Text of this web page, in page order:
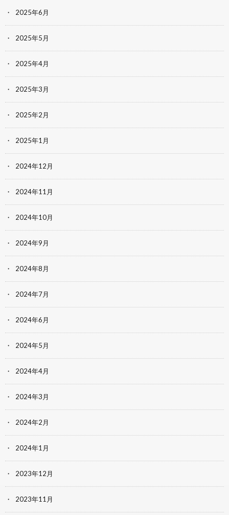
2025年6月
2025年5月
2025年4月
2025年3月
2025年2月
2025年1月
2024年12月
2024年11月
2024年10月
2024年9月
2024年8月
2024年7月
2024年6月
2024年5月
2024年4月
2024年3月
2024年2月
2024年1月
2023年12月
2023年11月